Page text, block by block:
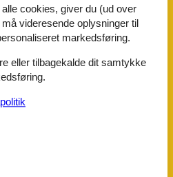
800 m
2 km
cookies, giver du (ud over
videresende oplysninger til
markedsføring.
eller tilbagekalde dit samtykke